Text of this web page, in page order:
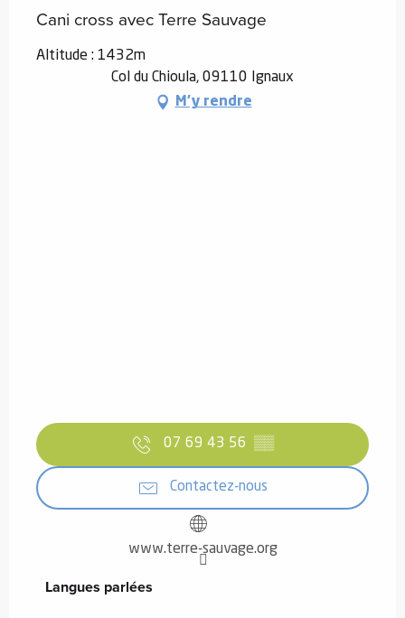
Cani cross avec Terre Sauvage
Altitude : 1432m
Col du Chioula, 09110 Ignaux
M'y rendre
07 69 43 56 ▒▒
Contactez-nous
www.terre-sauvage.org
Langues parlées
Langues parlées